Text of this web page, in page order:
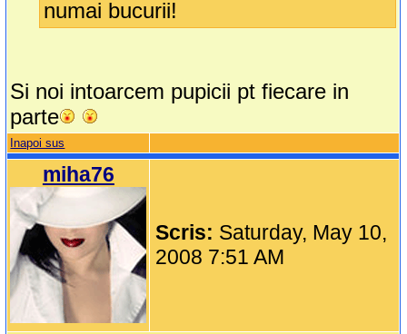
numai bucurii!
Si noi intoarcem pupicii pt fiecare in
parte
Inapoi sus
miha76
Scris: Saturday, May 10,
2008 7:51 AM